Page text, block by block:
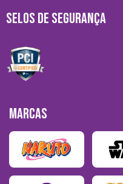
SELOS DE SEGURANÇA
MARCAS